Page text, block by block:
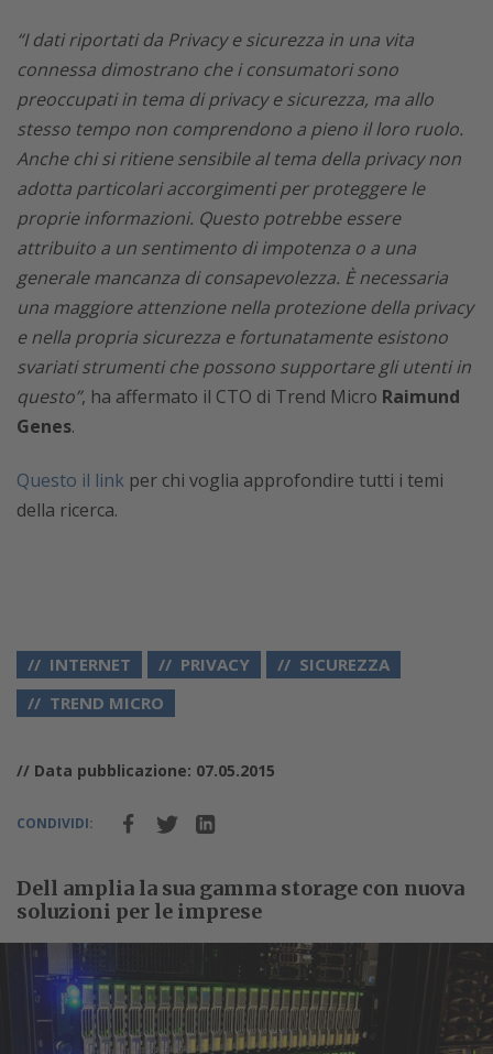
“I dati riportati da Privacy e sicurezza in una vita
connessa dimostrano che i consumatori sono
preoccupati in tema di privacy e sicurezza, ma allo
stesso tempo non comprendono a pieno il loro ruolo.
Anche chi si ritiene sensibile al tema della privacy non
adotta particolari accorgimenti per proteggere le
proprie informazioni. Questo potrebbe essere
attribuito a un sentimento di impotenza o a una
generale mancanza di consapevolezza. È necessaria
una maggiore attenzione nella protezione della privacy
e nella propria sicurezza e fortunatamente esistono
svariati strumenti che possono supportare gli utenti in
questo”, ha affermato il CTO di Trend Micro Raimund
Genes.
Questo il link per chi voglia approfondire tutti i temi
della ricerca.
INTERNET PRIVACY
SICUREZZA
TREND MICRO
// Data pubblicazione: 07.05.2015
CONDIVIDI:
Dell amplia la sua gamma storage con nuova
soluzioni per le imprese